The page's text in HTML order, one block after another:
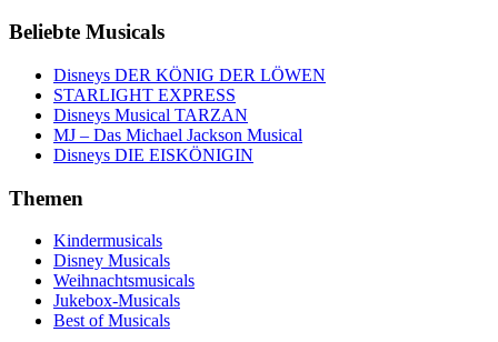
Beliebte Musicals
Disneys DER KÖNIG DER LÖWEN
STARLIGHT EXPRESS
Disneys Musical TARZAN
MJ – Das Michael Jackson Musical
Disneys DIE EISKÖNIGIN
Themen
Kindermusicals
Disney Musicals
Weihnachtsmusicals
Jukebox-Musicals
Best of Musicals